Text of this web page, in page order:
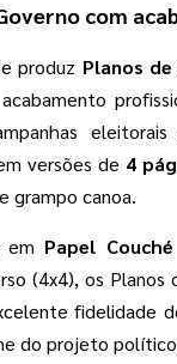
com
produz Planos
versões de 4
grampo canoa.
em Papel
(4x4), os Planos
fidelidade
do projeto